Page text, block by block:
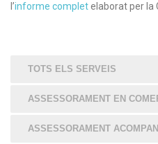
l’informe completelaborat per la
TOTS ELS SERVEIS
ASSESSORAMENT EN
ASSESSORAMENT